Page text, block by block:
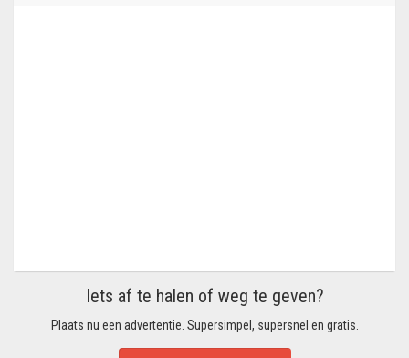
Iets af te halen of weg te geven?
Plaats nu een advertentie. Supersimpel, supersnel en gratis.